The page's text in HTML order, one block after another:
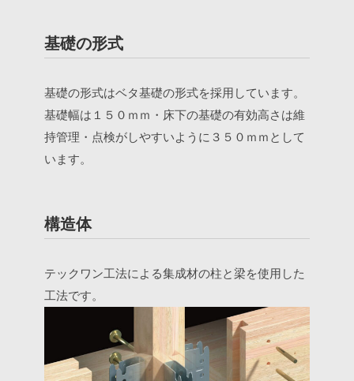
基礎の形式
基礎の形式はベタ基礎の形式を採用しています。
基礎幅は１５０ｍｍ・床下の基礎の有効高さは維
持管理・点検がしやすいように３５０ｍｍとして
います。
構造体
テックワン工法による集成材の柱と梁を使用した
工法です。